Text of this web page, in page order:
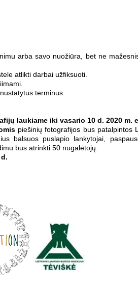
arba savo nuožiūra, bet ne
atlikti darbai užfiksuoti.
terminus.
laukiame iki vasario 10 d. 2020 m.
piešinių fotografijos bus patalpintos
balsuos puslapio lankytojai,
bus atrinkti 50 nugalėtojų.